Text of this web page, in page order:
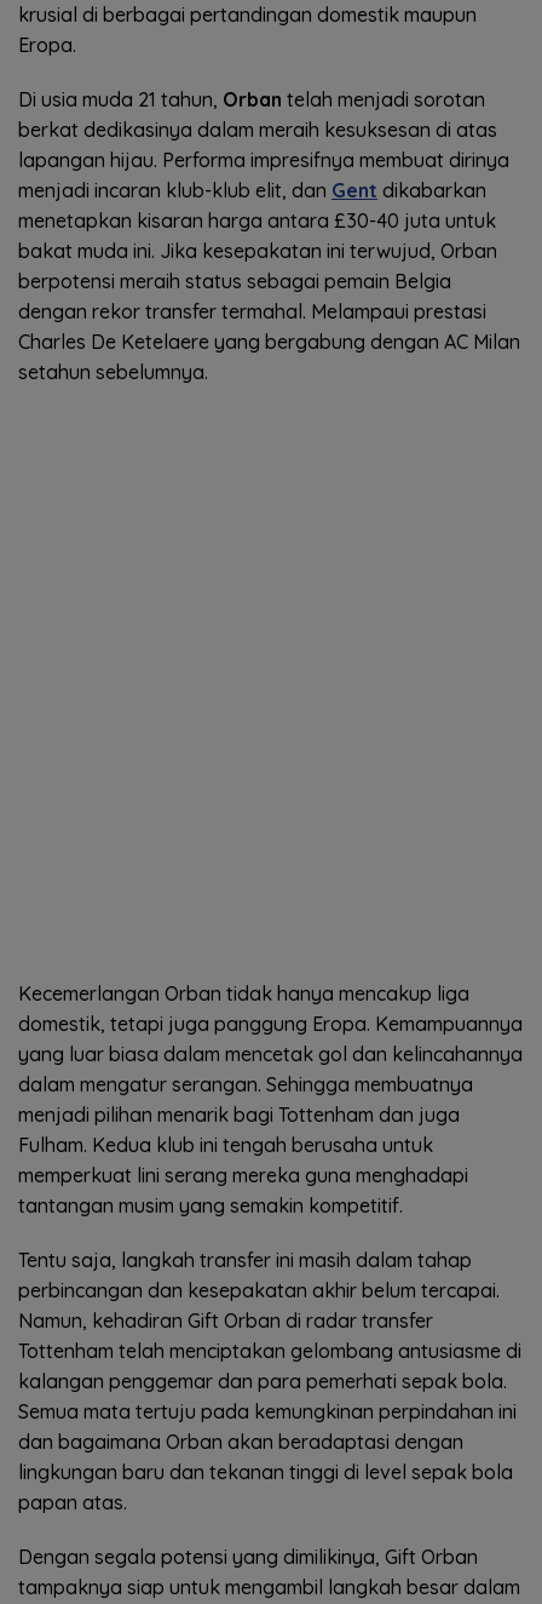
krusial di berbagai pertandingan domestik maupun
Eropa.
Di usia muda 21 tahun, Orban telah menjadi sorotan
berkat dedikasinya dalam meraih kesuksesan di atas
lapangan hijau. Performa impresifnya membuat dirinya
menjadi incaran klub-klub elit, dan Gent dikabarkan
menetapkan kisaran harga antara £30-40 juta untuk
bakat muda ini. Jika kesepakatan ini terwujud, Orban
berpotensi meraih status sebagai pemain Belgia
dengan rekor transfer termahal. Melampaui prestasi
Charles De Ketelaere yang bergabung dengan AC Milan
setahun sebelumnya.
Kecemerlangan Orban tidak hanya mencakup liga
domestik, tetapi juga panggung Eropa. Kemampuannya
yang luar biasa dalam mencetak gol dan kelincahannya
dalam mengatur serangan. Sehingga membuatnya
menjadi pilihan menarik bagi Tottenham dan juga
Fulham. Kedua klub ini tengah berusaha untuk
memperkuat lini serang mereka guna menghadapi
tantangan musim yang semakin kompetitif.
Tentu saja, langkah transfer ini masih dalam tahap
perbincangan dan kesepakatan akhir belum tercapai.
Namun, kehadiran Gift Orban di radar transfer
Tottenham telah menciptakan gelombang antusiasme di
kalangan penggemar dan para pemerhati sepak bola.
Semua mata tertuju pada kemungkinan perpindahan ini
dan bagaimana Orban akan beradaptasi dengan
lingkungan baru dan tekanan tinggi di level sepak bola
papan atas.
Dengan segala potensi yang dimilikinya, Gift Orban
tampaknya siap untuk mengambil langkah besar dalam